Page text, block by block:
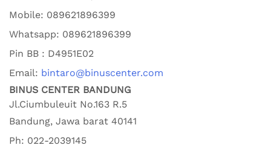
Mobile: 089621896399
Whatsapp: 089621896399
Pin BB : D4951E02
Email: bintaro@binuscenter.com
BINUS CENTER BANDUNG
Jl.Ciumbuleuit No.163 R.5
Bandung, Jawa barat 40141
Ph: 022-2039145